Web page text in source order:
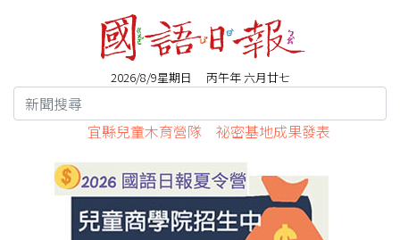
2026/8/9星期日 丙午年 六月廿七
宜縣兒童木育營隊 祕密基地成果發表